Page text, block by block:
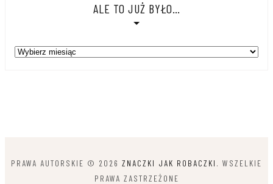
ALE TO JUŻ BYŁO…
Ale
PRAWA AUTORSKIE © 2026 ZNACZKI JAK ROBACZKI . WSZELKIE
PRAWA ZASTRZEŻONE